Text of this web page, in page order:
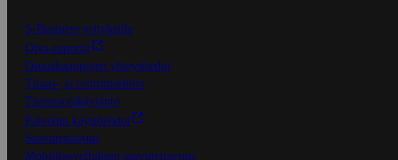
S-Business yrityksille
Oiva-raportit
Osuuskauppojen yhteystiedot
Tilaus- ja toimitusehdot
Tietosuojakäytäntö
Palvelun käyttöehdot
Saavutettavuus
Mobiilisovelluksen saavutettavuus